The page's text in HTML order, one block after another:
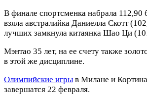
В финале спортсменка набрала 112,90
взяла австралийка Даниелла Скотт
лучших замкнула китаянка Шао Ци
Мэнтао 35 лет, на ее счету также
в этой же дисциплине.
Олимпийские игры в Милане и
завершатся 22 февраля.